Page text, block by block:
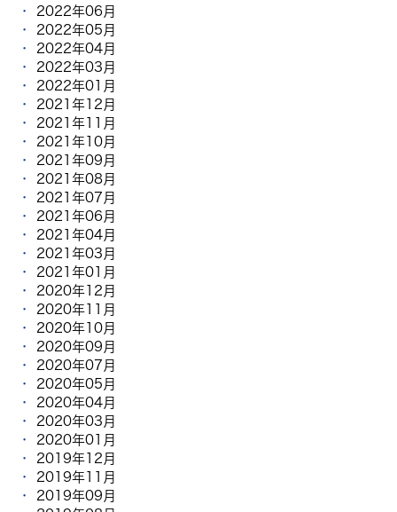
2022年06月
2022年05月
2022年04月
2022年03月
2022年01月
2021年12月
2021年11月
2021年10月
2021年09月
2021年08月
2021年07月
2021年06月
2021年04月
2021年03月
2021年01月
2020年12月
2020年11月
2020年10月
2020年09月
2020年07月
2020年05月
2020年04月
2020年03月
2020年01月
2019年12月
2019年11月
2019年09月